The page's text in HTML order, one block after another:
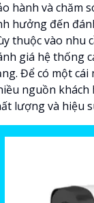
hành và chăm
hưởng đến
thuộc vào nhu
giá hệ thống
Để có một
nguồn khách
lượng và hiệu